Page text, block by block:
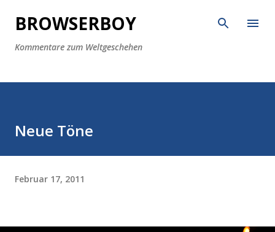
Direkt zum Hauptbereich
BROWSERBOY
Kommentare zum Weltgeschehen
Neue Töne
Februar 17, 2011